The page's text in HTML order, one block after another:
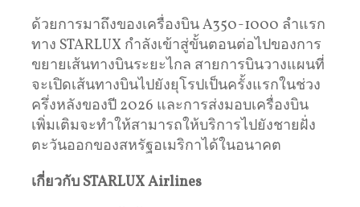
ด้วยการมาถึงของเครื่องบิน A350-1000 ลำแรก
ทาง STARLUX กำลังเข้าสู่ขั้นตอนต่อไปของการ
ขยายเส้นทางบินระยะไกล สายการบินวางแผนที่
จะเปิดเส้นทางบินไปยังยุโรปเป็นครั้งแรกในช่วง
ครึ่งหลังของปี 2026 และการส่งมอบเครื่องบิน
เพิ่มเติมจะทำให้สามารถให้บริการไปยังชายฝั่ง
ตะวันออกของสหรัฐอเมริกาได้ในอนาคต
เกี่ยวกับ STARLUX Airlines